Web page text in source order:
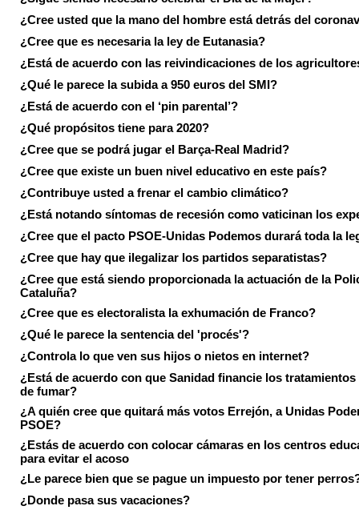
¿Cree usted que la mano del hombre está detrás del
¿Cree que es necesaria la ley de Eutanasia?
¿Está de acuerdo con las reivindicaciones de los
¿Qué le parece la subida a 950 euros del SMI?
¿Está de acuerdo con el ‘pin parental’?
¿Qué propósitos tiene para 2020?
¿Cree que se podrá jugar el Barça-Real Madrid?
¿Cree que existe un buen nivel educativo en este país?
¿Contribuye usted a frenar el cambio climático?
¿Está notando síntomas de recesión como vaticinan los
¿Cree que el pacto PSOE-Unidas Podemos durará toda la
¿Cree que hay que ilegalizar los partidos separatistas?
¿Cree que está siendo proporcionada la actuación de la
Cataluña?
¿Cree que es electoralista la exhumación de Franco?
¿Qué le parece la sentencia del 'procés'?
¿Controla lo que ven sus hijos o nietos en internet?
¿Está de acuerdo con que Sanidad financie los tratamientos
de fumar?
¿A quién cree que quitará más votos Errejón, a Unidas
PSOE?
¿Estás de acuerdo con colocar cámaras en los centros
para evitar el acoso
¿Le parece bien que se pague un impuesto por tener
¿Donde pasa sus vacaciones?